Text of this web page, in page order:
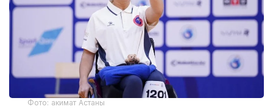
Фото: акимат Астаны